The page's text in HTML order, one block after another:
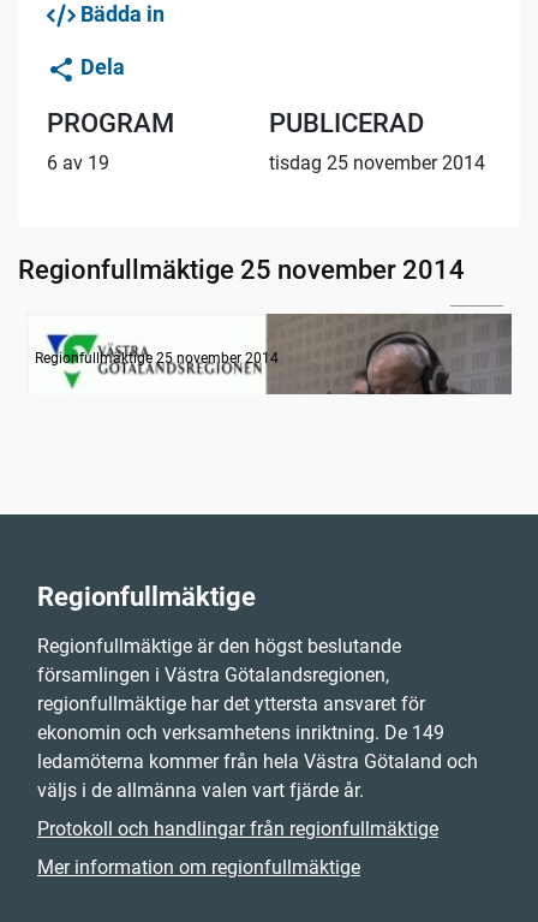
Bädda in
Dela
PROGRAM
6 av 19
PUBLICERAD
tisdag 25 november 2014
Regionfullmäktige 25 november 2014
Radion informerar
Regionfullmäktige 25 november 2014
Regionfullmäktige
Regionfullmäktige är den högst beslutande
församlingen i Västra Götalandsregionen,
regionfullmäktige har det yttersta ansvaret för
ekonomin och verksamhetens inriktning. De 149
ledamöterna kommer från hela Västra Götaland och
väljs i de allmänna valen vart fjärde år.
Protokoll och handlingar från regionfullmäktige
Mer information om regionfullmäktige